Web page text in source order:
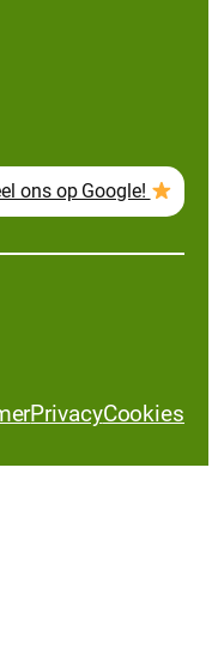
ons op Google!
PrivacyCookies